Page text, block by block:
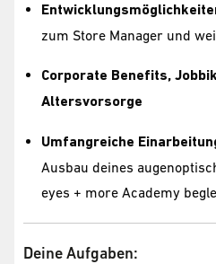
zum Store Manager und
Corporate Benefits,
Altersvorsorge
Umfangreiche
Ausbau deines
eyes + more Academy
Deine Aufgaben: